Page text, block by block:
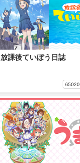
放課後ていぼう日誌
65020